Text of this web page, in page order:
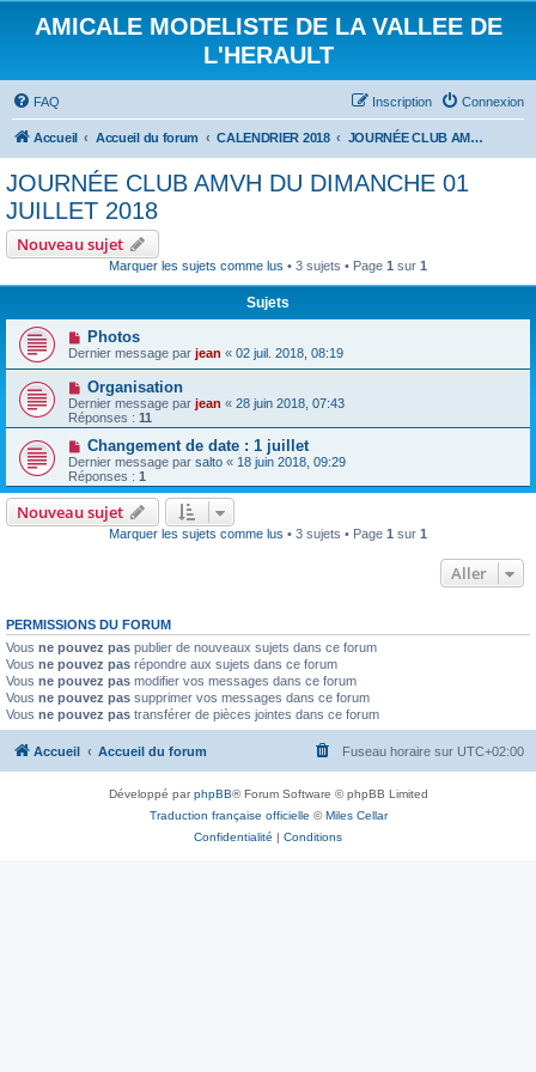
AMICALE MODELISTE DE LA VALLEE DE
L'HERAULT
FAQ Connexion
Inscription
Accueil Accueil du forum CALENDRIER 2018 JOURNÉE CLUB AMVH DU DIMANCHE 01 JUILLET 2018
JOURNÉE CLUB AMVH DU DIMANCHE 01
JUILLET 2018
Nouveau sujet
Marquer les sujets comme lus • 3 sujets • Page 1 sur 1
Sujets
Photos
Dernier message par jean « 02 juil. 2018, 08:19
Organisation
Dernier message par jean « 28 juin 2018, 07:43
Réponses : 11
Changement de date : 1 juillet
Dernier message par salto « 18 juin 2018, 09:29
Réponses : 1
Nouveau sujet
Marquer les sujets comme lus • 3 sujets • Page 1 sur 1
Aller
PERMISSIONS DU FORUM
Vous ne pouvez pas publier de nouveaux sujets dans ce forum
Vous ne pouvez pas répondre aux sujets dans ce forum
Vous ne pouvez pas modifier vos messages dans ce forum
Vous ne pouvez pas supprimer vos messages dans ce forum
Vous ne pouvez pas transférer de pièces jointes dans ce forum
Accueil Accueil du forum Fuseau horaire sur UTC+02:00
Développé parphpBB® Forum Software © phpBB Limited
Traduction française officielle ©Miles Cellar
Confidentialité | Conditions